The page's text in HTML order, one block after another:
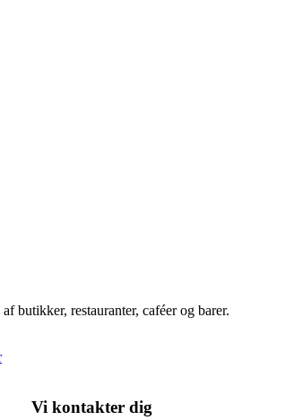
butikker, restauranter, caféer og barer.
Vi kontakter dig